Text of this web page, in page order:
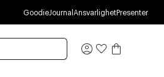
GoodieJournal AnsvarlighetPresenter
Logga